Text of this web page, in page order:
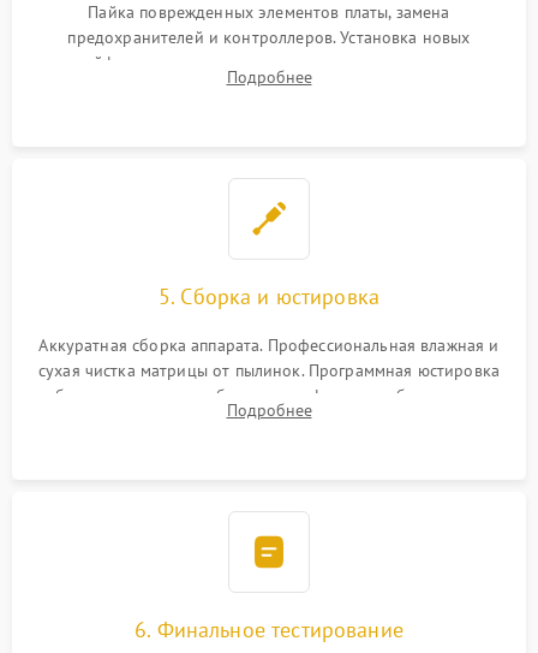
Пайка поврежденных элементов платы, замена
предохранителей и контроллеров. Установка новых
шлейфов, дисплея, механизма затвора или двигателя
автофокуса. Восстановление геометрии тубуса объектива
Подробнее
5. Сборка и юстировка
Аккуратная сборка аппарата. Профессиональная влажная и
сухая чистка матрицы от пылинок. Программная юстировка
рабочего отрезка, калибровка автофокуса, стабилизатора и
экспозамера с помощью сервисного ПО.
Подробнее
6. Финальное тестирование